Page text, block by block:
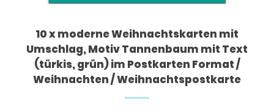
10 x moderne Weihnachtskarten mit
Umschlag, Motiv Tannenbaum mit Text
(türkis, grün) im Postkarten Format /
Weihnachten / Weihnachtspostkarte